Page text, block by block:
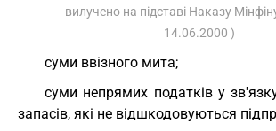
вилучено на підставі Наказу
14.06.2000 )
суми ввізного мита;
суми непрямих податків у
запасів, які не відшкодовуються